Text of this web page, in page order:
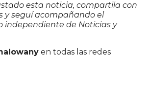
esta noticia, compartila con
y seguí acompañando el
independiente de Noticias y
en todas las redes